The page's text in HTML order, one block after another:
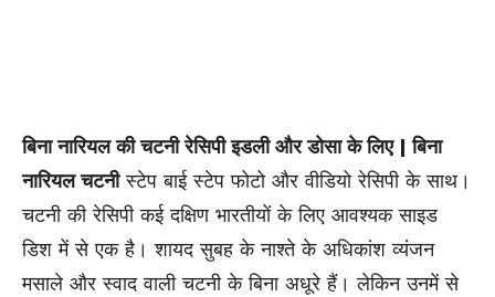
बिना नारियल की चटनी रेसिपी इडली और डोसा के लिए | बिना
नारियल चटनीस्टेप बाई स्टेप फोटो और वीडियो रेसिपी के साथ।
चटनी की रेसिपी कई दक्षिण भारतीयों के लिए आवश्यक साइड
डिश में से एक है। शायद सुबह के नाश्ते के अधिकांश व्यंजन
मसाले और स्वाद वाली चटनी के बिना अधूरे हैं। लेकिन उनमें से